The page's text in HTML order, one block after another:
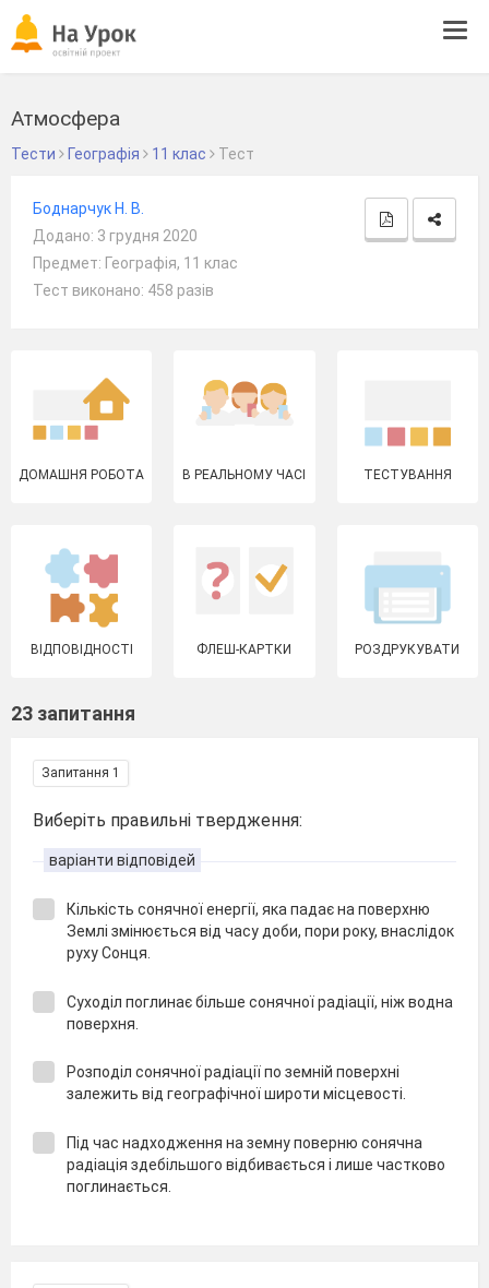
Атмосфера
Тести Географія 11 клас Тест
Боднарчук Н. В.
Додано: 3 грудня 2020
Предмет: Географія, 11 клас
Тест виконано: 458 разів
ДОМАШНЯ РОБОТА В РЕАЛЬНОМУ ЧАСІ ТЕСТУВАННЯ
ВІДПОВІДНОСТІ ФЛЕШ-КАРТКИ РОЗДРУКУВАТИ
23 запитання
Запитання 1
Виберіть правильні твердження:
варіанти відповідей
Кількість сонячної енергії, яка падає на поверхню
Землі змінюється від часу доби, пори року, внаслідок
руху Сонця.
Суходіл поглинає більше сонячної радіації, ніж водна
поверхня.
Розподіл сонячної радіації по земній поверхні
залежить від географічної широти місцевості.
Під час надходження на земну поверню сонячна
радіація здебільшого відбивається і лише частково
поглинається.